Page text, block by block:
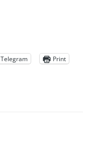
Telegram Print